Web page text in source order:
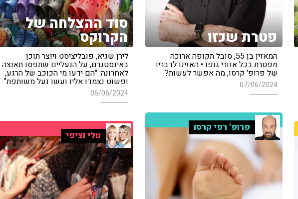
פטרת שכזו
המאזין בן 55, סובל תקופה ארוכה
מפטרת בכל אזורי גופו • האזינו לדבריו
של פרופ' קרסו, מה אפשר לעשות?
07/06/2024
סוד ההצלחה של
הקרוקס
לירן שגיא, פובליציסט ויוצר תוכן
באינסטגרם, על הנעליים שתפסו תאוצה
לאחרונה: "הם ידעו מי הכוכב של הרגע,
ופשוט נצמדו אליו ועשו נעל משותפת"
06/06/2024
פרופ' רפי קרסו
טלי וציפי